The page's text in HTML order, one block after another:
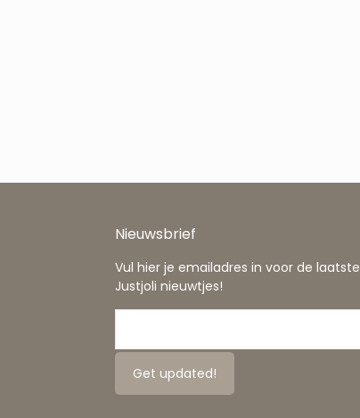
Nieuwsbrief
Vul hier je emailadres in voor de laatste
Justjoli nieuwtjes!